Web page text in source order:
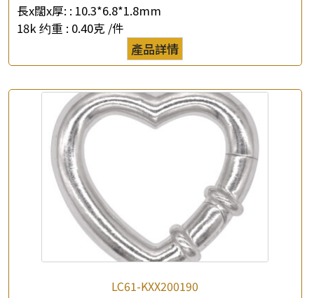
公司名稱
*聯絡電話
查詢以下產品
長x闊x厚: : 10.3*6.8*1.8mm
18k 约重 : 0.40克 /件
產品詳情
LC61-KXX200190